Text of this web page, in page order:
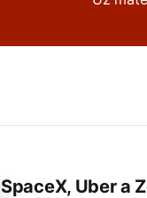
SpaceX, Uber a